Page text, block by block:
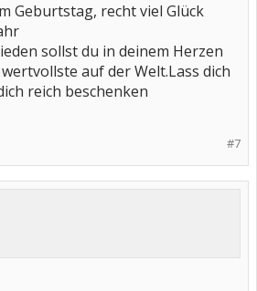
Geburtstag, recht viel Glück
sollst du in deinem Herzen
auf der Welt.Lass dich
reich beschenken
#7